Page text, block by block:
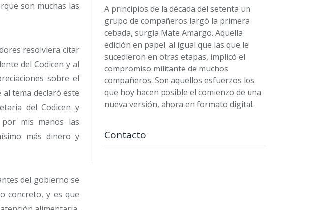
son muchas las
resolviera citar
del Codicen y al
sobre el
al tema declaró este
del Codicen y
mis manos las
más dinero y
del gobierno se
concreto, y es que
A principios de la década del setenta un
grupo de compañeros largó la primera
cebada, surgía Mate Amargo. Aquella
edición en papel, al igual que las que le
sucedieron en otras etapas, implicó el
compromiso militante de muchos
compañeros. Son aquellos esfuerzos los
que hoy hacen posible el comienzo de una
nueva versión, ahora en formato digital.
Contacto